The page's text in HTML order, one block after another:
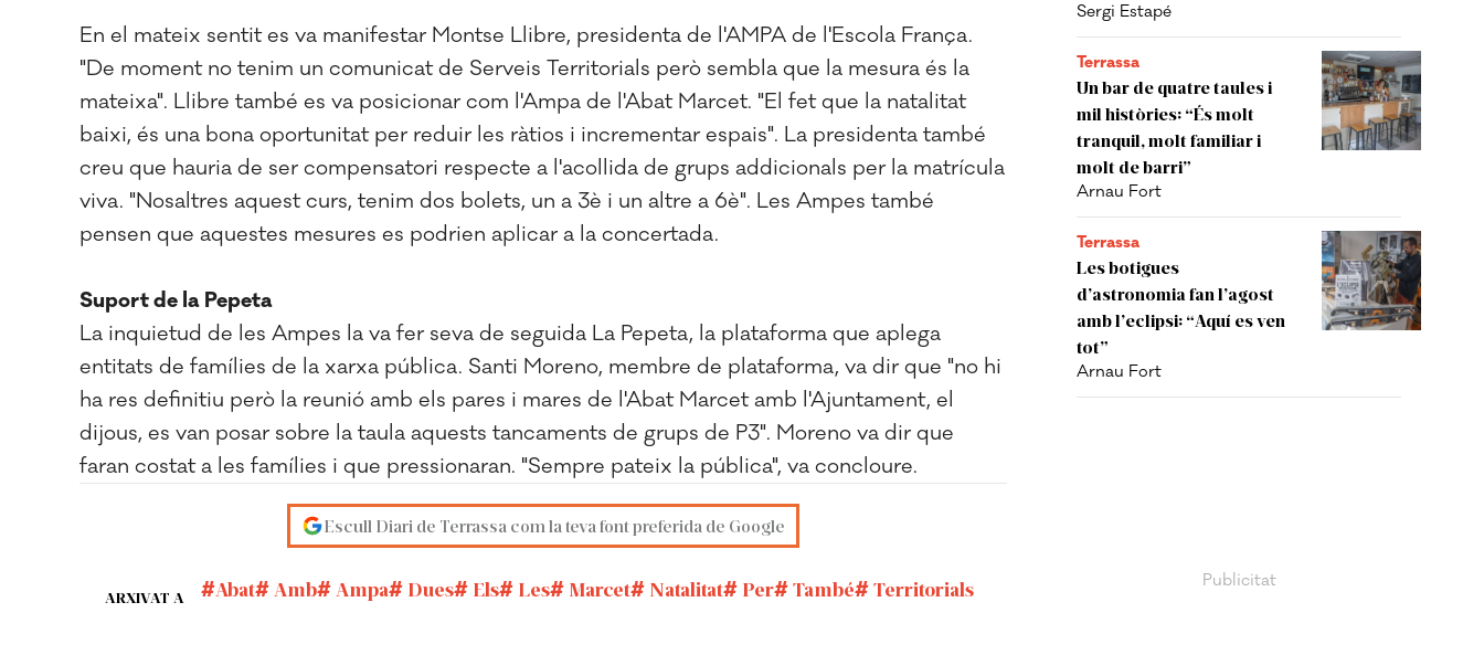
Sergi Estapé
Terrassa
Un bar de quatre taules i
mil històries: “És molt
tranquil, molt familiar i
molt de barri”
Arnau Fort
Terrassa
Les botigues
d’astronomia fan l’agost
amb l’eclipsi: “Aquí es ven
tot”
Arnau Fort
En el mateix sentit es va manifestar Montse Llibre, presidenta de l'AMPA de l'Escola França.
"De moment no tenim un comunicat de Serveis Territorials però sembla que la mesura és la
mateixa". Llibre també es va posicionar com l'Ampa de l'Abat Marcet. "El fet que la natalitat
baixi, és una bona oportunitat per reduir les ràtios i incrementar espais". La presidenta també
creu que hauria de ser compensatori respecte a l'acollida de grups addicionals per la matrícula
viva. "Nosaltres aquest curs, tenim dos bolets, un a 3è i un altre a 6è". Les Ampes també
pensen que aquestes mesures es podrien aplicar a la concertada.
Suport de la Pepeta
La inquietud de les Ampes la va fer seva de seguida La Pepeta, la plataforma que aplega
entitats de famílies de la xarxa pública. Santi Moreno, membre de plataforma, va dir que "no hi
ha res definitiu però la reunió amb els pares i mares de l'Abat Marcet amb l'Ajuntament, el
dijous, es van posar sobre la taula aquests tancaments de grups de P3". Moreno va dir que
faran costat a les famílies i que pressionaran. "Sempre pateix la pública", va concloure.
Escull Diari de Terrassa com la teva font preferida de Google
ARXIVAT A Abat Amb Ampa Dues Els Les Marcet Natalitat Per També Territorials